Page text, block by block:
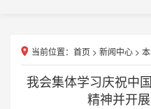
当前位置： 首页 > 新闻中心 >
我会集体学习庆祝中
精神并开